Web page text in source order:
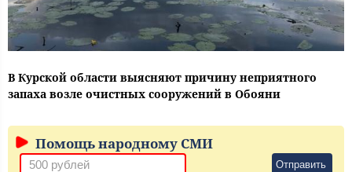
В Курской области выясняют причину неприятного
запаха возле очистных сооружений в Обояни
Помощь народному СМИ
Отправить